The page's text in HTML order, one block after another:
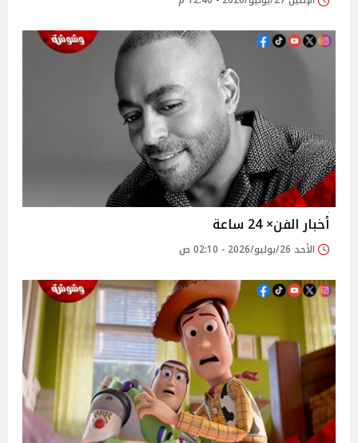
أخبار الفن× 24 ساعة
الأحد 26/يوليو/2026 - 02:10 ص